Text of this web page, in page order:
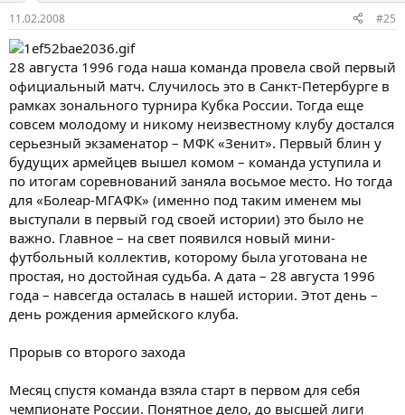
11.02.2008 #25
28 августа 1996 года наша команда провела свой первый
официальный матч. Случилось это в Санкт-Петербурге в
рамках зонального турнира Кубка России. Тогда еще
совсем молодому и никому неизвестному клубу достался
серьезный экзаменатор – МФК «Зенит». Первый блин у
будущих армейцев вышел комом – команда уступила и
по итогам соревнований заняла восьмое место. Но тогда
для «Болеар-МГАФК» (именно под таким именем мы
выступали в первый год своей истории) это было не
важно. Главное – на свет появился новый мини-
футбольный коллектив, которому была уготована не
простая, но достойная судьба. А дата – 28 августа 1996
года – навсегда осталась в нашей истории. Этот день –
день рождения армейского клуба.
Прорыв со второго захода
Месяц спустя команда взяла старт в первом для себя
чемпионате России. Понятное дело, до высшей лиги